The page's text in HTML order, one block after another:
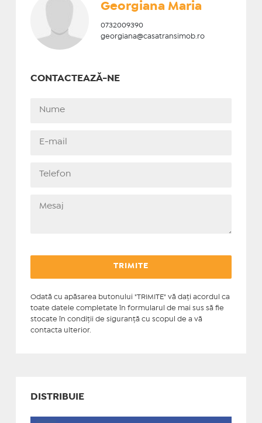
Georgiana Maria
0732009390
georgiana@casatransimob.ro
CONTACTEAZĂ-NE
Odată cu apăsarea butonului "TRIMITE" vă daţi acordul ca
toate datele completate în formularul de mai sus să fie
stocate în condiţii de siguranţă cu scopul de a vă
contacta ulterior.
DISTRIBUIE